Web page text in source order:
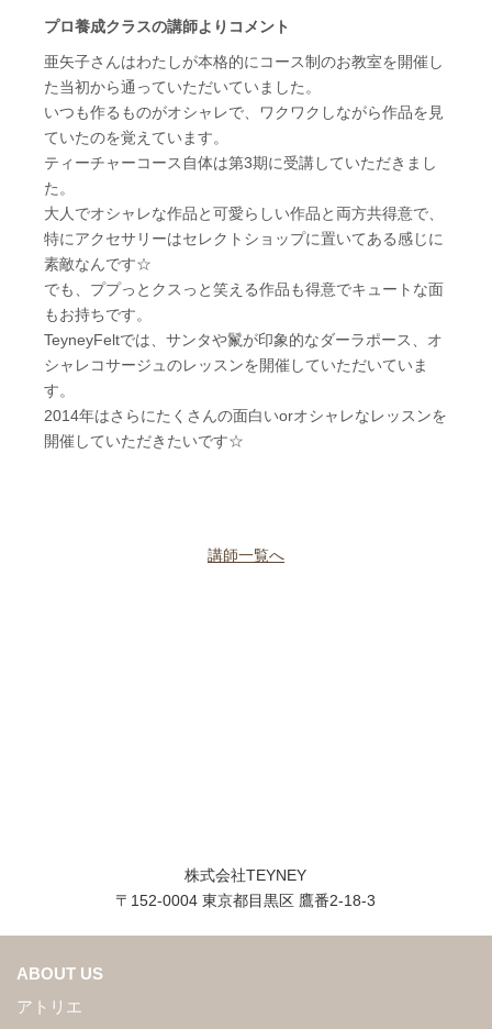
プロ養成クラスの講師よりコメント
亜矢子さんはわたしが本格的にコース制のお教室を開催し
た当初から通っていただいていました。
いつも作るものがオシャレで、ワクワクしながら作品を見
ていたのを覚えています。
ティーチャーコース自体は第3期に受講していただきまし
た。
大人でオシャレな作品と可愛らしい作品と両方共得意で、
特にアクセサリーはセレクトショップに置いてある感じに
素敵なんです☆
でも、ププっとクスっと笑える作品も得意でキュートな面
もお持ちです。
TeyneyFeltでは、サンタや鬣が印象的なダーラポース、オ
シャレコサージュのレッスンを開催していただいていま
す。
2014年はさらにたくさんの面白いorオシャレなレッスンを
開催していただきたいです☆
講師一覧へ
株式会社TEYNEY
〒152-0004 東京都目黒区 鷹番2-18-3
ABOUT US
アトリエ